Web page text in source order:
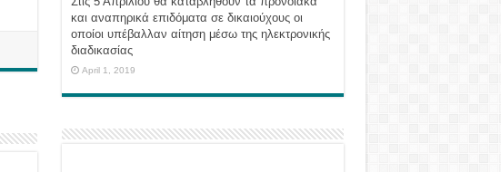
και αναπηρικά επιδόματα σε δικαιούχους οι
οποίοι υπέβαλλαν αίτηση μέσω της ηλεκτρονικής
διαδικασίας
April 1, 2019